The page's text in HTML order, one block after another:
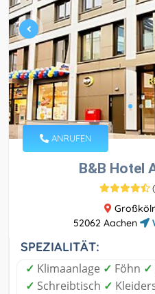
ANRUFEN
B&B Hotel
(
52062 Aachen
SPEZIALITÄT:
✓ Klimaanlage ✓ Föhn ✓
✓ Schreibtisch ✓